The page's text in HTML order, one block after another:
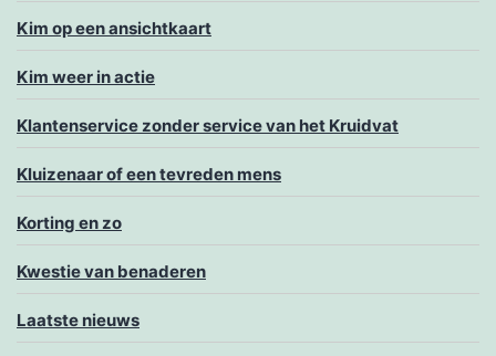
Kim op een ansichtkaart
Kim weer in actie
Klantenservice zonder service van het Kruidvat
Kluizenaar of een tevreden mens
Korting en zo
Kwestie van benaderen
Laatste nieuws